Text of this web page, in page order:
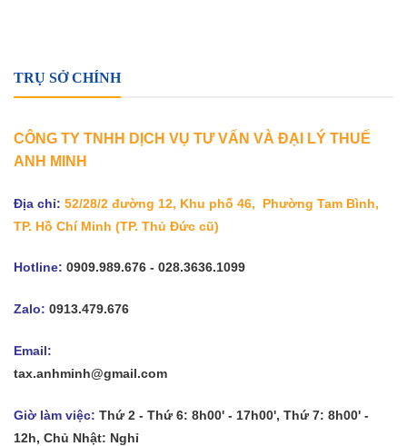
TRỤ SỞ CHÍNH
CÔNG TY TNHH DỊCH VỤ TƯ VẤN VÀ ĐẠI LÝ THUẾ
ANH MINH
Địa chỉ: 52/28/2 đường 12, Khu phố 46, Phường Tam Bình,
TP. Hồ Chí Minh (TP. Thủ Đức cũ)
Hotline: 0909.989.676 - 028.3636.1099
Zalo: 0913.479.676
Email:
tax.anhminh@gmail.com
Giờ làm việc: Thứ 2 - Thứ 6: 8h00' - 17h00', Thứ 7: 8h00' -
12h, Chủ Nhật: Nghỉ